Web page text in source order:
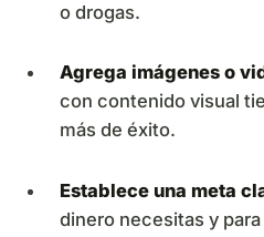
o drogas.
Agrega imágenes o
con contenido visual
más de éxito.
Establece una meta
dinero necesitas y